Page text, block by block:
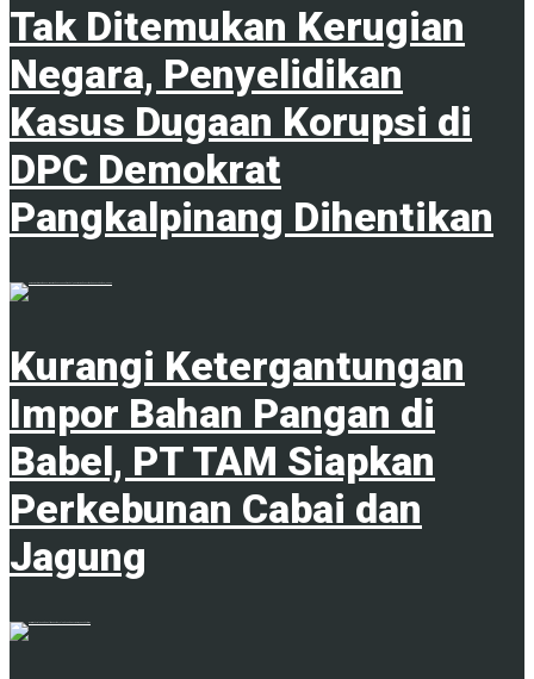
Tak Ditemukan Kerugian
Negara, Penyelidikan
Kasus Dugaan Korupsi di
DPC Demokrat
Pangkalpinang Dihentikan
Kurangi Ketergantungan
Impor Bahan Pangan di
Babel, PT TAM Siapkan
Perkebunan Cabai dan
Jagung